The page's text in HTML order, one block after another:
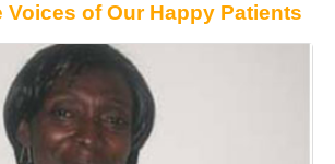
Voices of Our Happy Patients